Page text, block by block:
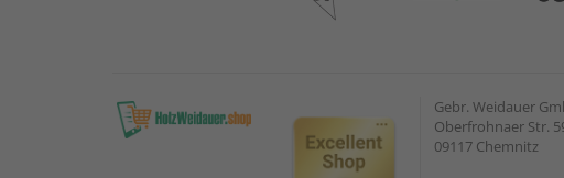
Gebr. Weidauer
Oberfrohnaer Str.
09117 Chemnitz